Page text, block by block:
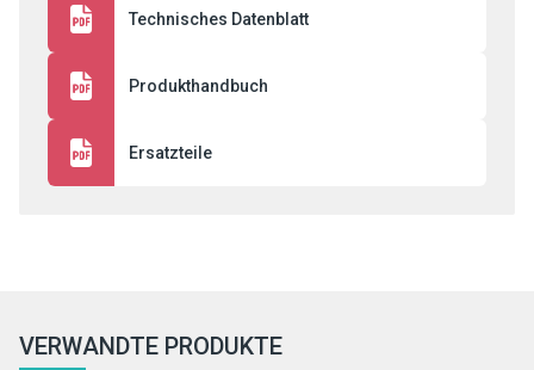
Technisches Datenblatt
Produkthandbuch
Ersatzteile
VERWANDTE PRODUKTE